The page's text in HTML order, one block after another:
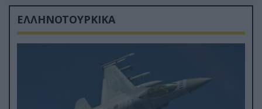
ΕΛΛΗΝΟΤΟΥΡΚΙΚΑ